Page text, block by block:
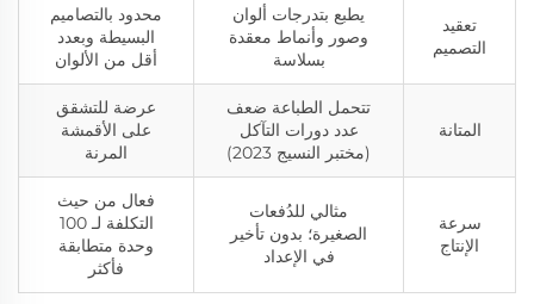
تعقيد
التصميم
يطبع بتدرجات ألوان
وصور وأنماط معقدة
بسلاسة
محدود بالتصاميم
البسيطة وبعدد
أقل من الألوان
المتانة
تتحمل الطباعة ضعف
عدد دورات التآكل
(مختبر النسيج 2023)
عرضة للتشقق
على الأقمشة
المرنة
سرعة
الإنتاج
مثالي للدُفعات
الصغيرة؛ بدون تأخير
في الإعداد
فعال من حيث
التكلفة لـ 100
وحدة متطابقة
فأكثر